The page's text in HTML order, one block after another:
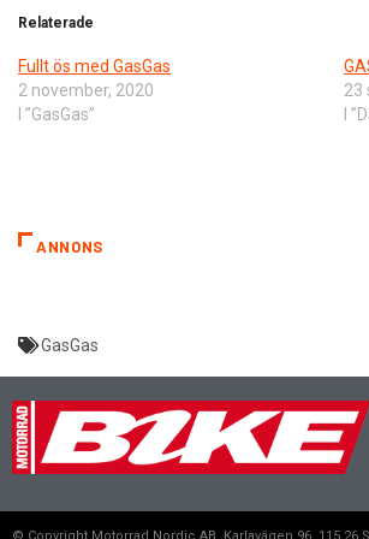
Relaterade
Fullt ös med GasGas
2 november, 2020
I ”GasGas”
23
I
ANNONS
GasGas